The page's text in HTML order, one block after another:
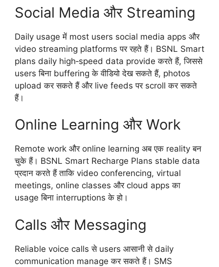
Social Media और Streaming
Daily usage में most users social media apps और
video streaming platforms पर रहते हैं। BSNL Smart
plans daily high‑speed data provide करते हैं, जिससे
users बिना buffering के वीडियो देख सकते हैं, photos
upload कर सकते हैं और live feeds पर scroll कर सकते
हैं।
Online Learning और Work
Remote work और online learning अब एक reality बन
चुके हैं। BSNL Smart Recharge Plans stable data
प्रदान करते हैं ताकि video conferencing, virtual
meetings, online classes और cloud apps का
usage बिना interruptions के हो।
Calls और Messaging
Reliable voice calls से users आसानी से daily
communication manage कर सकते हैं। SMS